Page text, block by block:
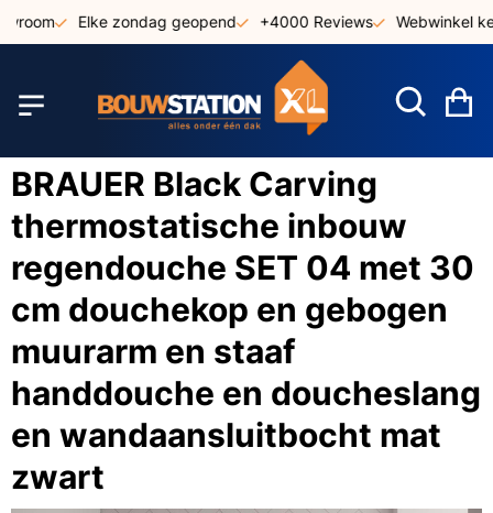
naar
Elke zondag geopend +4000 Reviews Webwinkel
BRAUER Black Carving
thermostatische inbouw
regendouche SET 04 met 30
cm douchekop en gebogen
muurarm en staaf
handdouche en doucheslang
en wandaansluitbocht mat
zwart